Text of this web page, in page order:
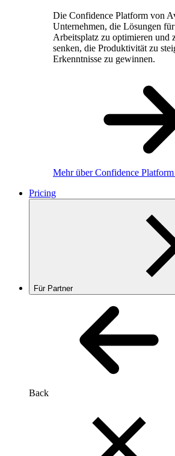
Die Confidence Platform von
Unternehmen, die Lösungen
Arbeitsplatz zu optimieren und
senken, die Produktivität zu
Erkenntnisse zu gewinnen.
Mehr über Confidence Platform
Pricing
Für Partner
Back